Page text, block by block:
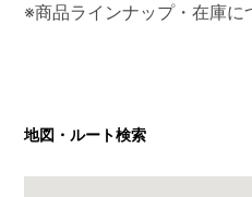
※商品ラインナップ・在庫に
地図・ルート検索